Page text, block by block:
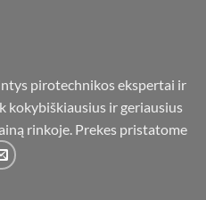
pirotechnikos ekspertai ir
kokybiškiausius ir geriausius
rinkoje. Prekes pristatome